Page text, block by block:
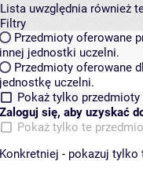
Lista uwzględnia również
Filtry
Przedmioty oferowane
innej jednostki uczelni.
Przedmioty oferowane
jednostkę uczelni.
Pokaż tylko
Zaloguj się, aby uzyskać
Pokaż tylko te
Konkretniej - pokazuj